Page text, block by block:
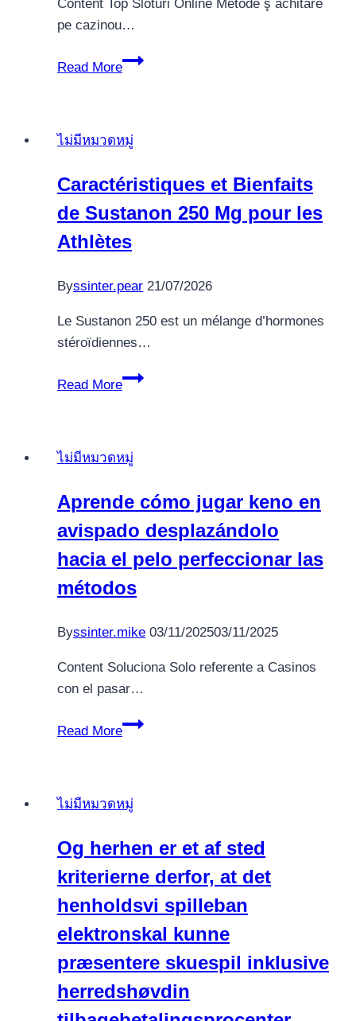
Content Top Sloturi Online Metode ş achitare
pe cazinou…
Read More
Tu
puteți
bani
reali
ไม่มีหมวดหมู่
Caractéristiques et Bienfaits
de Sustanon 250 Mg pour les
Athlètes
Byssinter.pear 21/07/2026
Le Sustanon 250 est un mélange d’hormones
stéroïdiennes…
Read More
Caractéristiques
Sustanon
Mg
pour
les
Athlètes
ไม่มีหมวดหมู่
Aprende cómo jugar keno en
avispado desplazándolo
hacia el pelo perfeccionar las
métodos
Byssinter.mike 03/11/202503/11/2025
Content Soluciona Solo referente a Casinos
con el pasar…
Read More
Aprende
en
desplazándolo
hacia
el
pelo
perfeccionar
las
métodos
ไม่มีหมวดหมู่
Og herhen er et af sted
kriterierne derfor, at det
henholdsvi spilleban
elektronskal kunne
præsentere skuespil inklusive
herredshøvdin